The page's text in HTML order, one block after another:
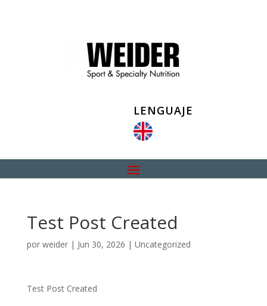
LENGUAJE
Test Post Created
por weider| Jun 30, 2026 | Uncategorized
Test Post Created